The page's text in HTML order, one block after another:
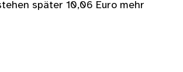
später 10,06 Euro mehr